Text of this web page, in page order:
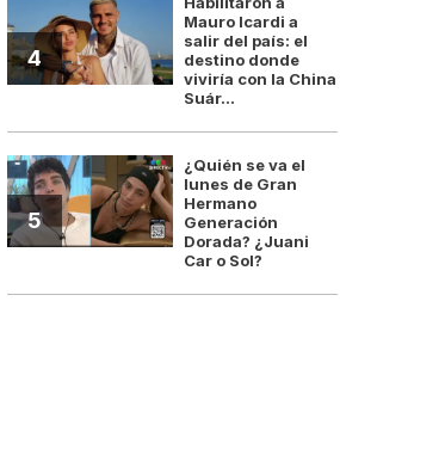
El Pelle. El Colegio Carlos Pellegrini desde anoche esta
4
Mauro Icardi a
salir del país: el
destino donde
viviría con la China
Suár...
5
¿Quién se va el
lunes de Gran
Hermano
Generación
Dorada? ¿Juani
Car o Sol?